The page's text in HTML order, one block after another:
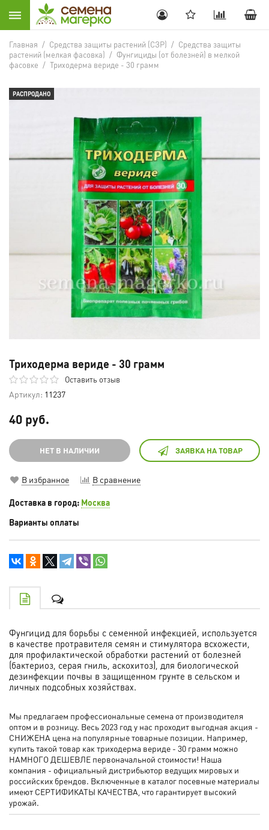
Главная / Средства защиты растений (СЗР) / Средства защиты
растений (мелкая фасовка) / Фунгициды (от болезней) в мелкой
фасовке / Триходерма вериде - 30 грамм
РАСПРОДАНО
Триходерма вериде - 30 грамм
Оставить отзыв
Артикул: 11237
40 руб.
НЕТ В НАЛИЧИИ ЗАЯВКА НА ТОВАР
В избранное В сравнение
Доставка в город: Москва
Варианты оплаты
Фунгицид для борьбы с семенной инфекцией, используется
в качестве протравителя семян и стимулятора всхожести,
для профилактической обработки растений от болезней
(бактериоз, серая гниль, аскохитоз), для биологической
дезинфекции почвы в защищенном грунте в сельском и
личных подсобных хозяйствах.
Мы предлагаем профессиональные семена от производителя
оптом и в розницу. Весь 2023 год у нас проходит выгодная акция -
СНИЖЕНА цена на популярные товарные позиции. Например,
купить такой товар как триходерма вериде - 30 грамм можно
НАМНОГО ДЕШЕВЛЕ первоначальной стоимости! Наша
компания - официальный дистрибьютор ведущих мировых и
российских брендов. Включенные в каталог посевные материалы
имеют СЕРТИФИКАТЫ КАЧЕСТВА, что гарантирует высокий
урожай.